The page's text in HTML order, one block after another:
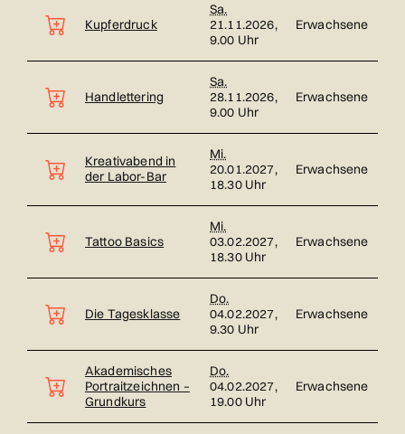
Kupferdruck
Sa.
21.11.2026,
9.00 Uhr
Erwachsene
Handlettering
Sa.
28.11.2026,
9.00 Uhr
Erwachsene
Kreativabend in
der Labor-Bar
Mi.
20.01.2027,
18.30 Uhr
Erwachsene
Tattoo Basics
Mi.
03.02.2027,
18.30 Uhr
Erwachsene
Die Tagesklasse
Do.
04.02.2027,
9.30 Uhr
Erwachsene
Akademisches
Portraitzeichnen –
Grundkurs
Do.
04.02.2027,
19.00 Uhr
Erwachsene